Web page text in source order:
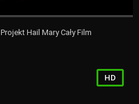
Projekt Hail Mary Cały Film
HD